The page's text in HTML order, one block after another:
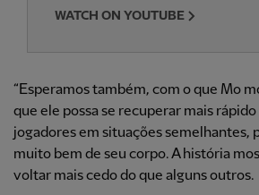
WATCH ON YOUTUBE
“Esperamos também, com o que Mo
que ele possa se recuperar mais
jogadores em situações semelhantes,
muito bem de seu corpo. A história
voltar mais cedo do que alguns outros.